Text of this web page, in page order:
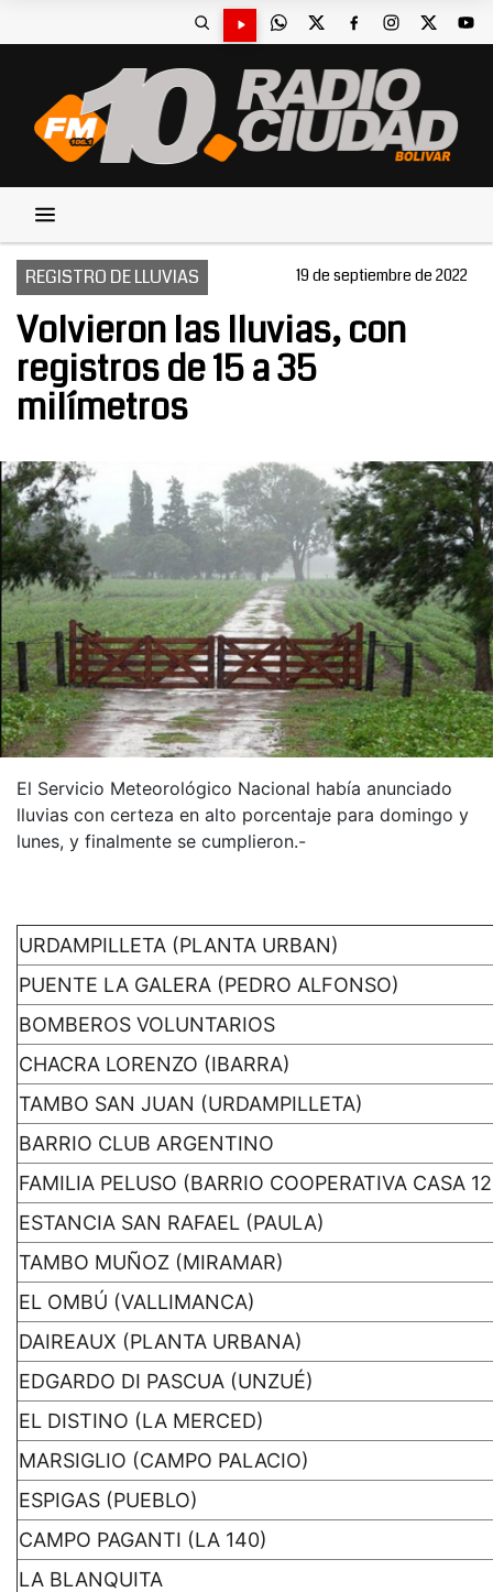
REGISTRO DE LLUVIAS 19 de septiembre de 2022
Volvieron las lluvias, con
registros de 15 a 35
milímetros
El Servicio Meteorológico Nacional había anunciado
lluvias con certeza en alto porcentaje para domingo y
lunes, y finalmente se cumplieron.-
URDAMPILLETA (PLANTA URBAN)
PUENTE LA GALERA (PEDRO ALFONSO)
BOMBEROS VOLUNTARIOS
CHACRA LORENZO (IBARRA)
TAMBO SAN JUAN (URDAMPILLETA)
BARRIO CLUB ARGENTINO
FAMILIA PELUSO (BARRIO COOPERATIVA CASA 12
ESTANCIA SAN RAFAEL (PAULA)
TAMBO MUÑOZ (MIRAMAR)
EL OMBÚ (VALLIMANCA)
DAIREAUX (PLANTA URBANA)
EDGARDO DI PASCUA (UNZUÉ)
EL DISTINO (LA MERCED)
MARSIGLIO (CAMPO PALACIO)
ESPIGAS (PUEBLO)
CAMPO PAGANTI (LA 140)
LA BLANQUITA